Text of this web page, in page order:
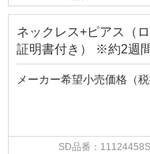
ネックレス+ピアス（
証明書付き） ※約2週
メーカー希望小売価格（税
SD品番：